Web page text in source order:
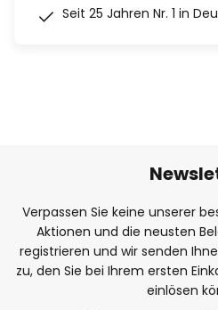
Seit 25 Jahren Nr. 1 in
Verpassen Sie keine unserer
Aktionen und die neusten
registrieren und wir senden
zu, den Sie bei Ihrem ersten
einlösen